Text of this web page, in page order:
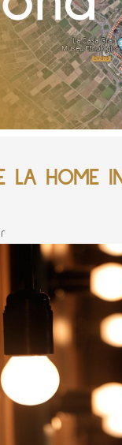
LA HOME